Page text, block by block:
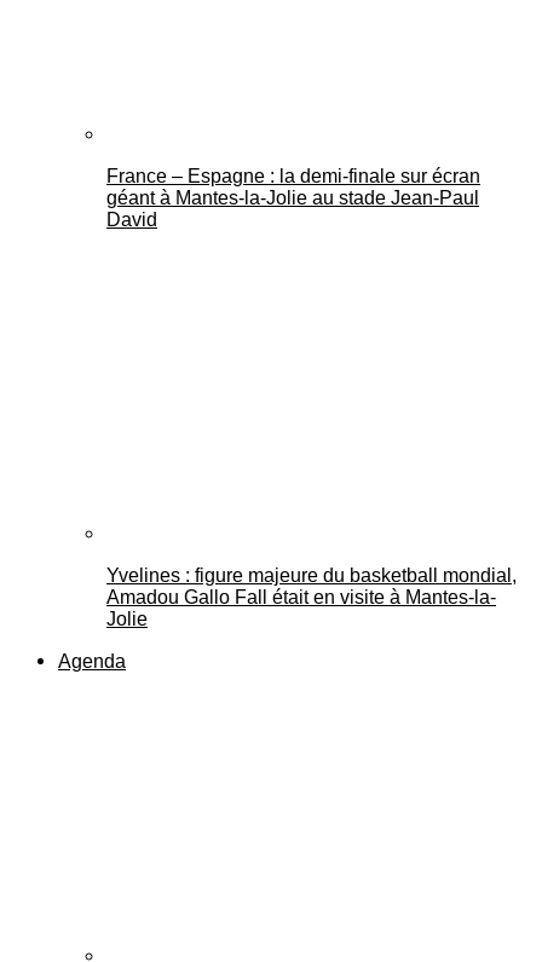
France – Espagne : la demi-finale sur écran
géant à Mantes-la-Jolie au stade Jean-Paul
David
Yvelines : figure majeure du basketball mondial,
Amadou Gallo Fall était en visite à Mantes-la-
Jolie
Agenda